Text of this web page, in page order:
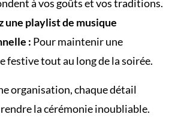
à vos goûts et vos traditions.
une playlist de musique
: Pour maintenir une
festive tout au long de la soirée.
organisation, chaque détail
la cérémonie inoubliable.